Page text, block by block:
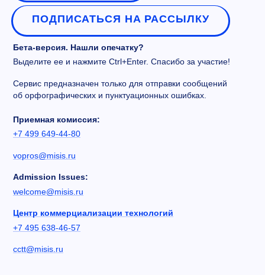
ПОДПИСАТЬСЯ НА РАССЫЛКУ
Бета-версия. Нашли опечатку?
Выделите ее и нажмите Ctrl+Enter. Спасибо за участие!
Сервис предназначен только для отправки сообщений
об орфографических и пунктуационных ошибках.
Приемная комиссия:
+7 499 649-44-80
vopros@misis.ru
Admission Issues:
welcome@misis.ru
Центр коммерциализации технологий
+7 495 638-46-57
cctt@misis.ru